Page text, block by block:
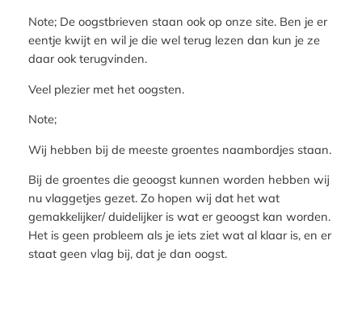
Note; De oogstbrieven staan ook op onze site. Ben je er
eentje kwijt en wil je die wel terug lezen dan kun je ze
daar ook terugvinden.
Veel plezier met het oogsten.
Note;
Wij hebben bij de meeste groentes naambordjes staan.
Bij de groentes die geoogst kunnen worden hebben wij
nu vlaggetjes gezet. Zo hopen wij dat het wat
gemakkelijker/ duidelijker is wat er geoogst kan worden.
Het is geen probleem als je iets ziet wat al klaar is, en er
staat geen vlag bij, dat je dan oogst.